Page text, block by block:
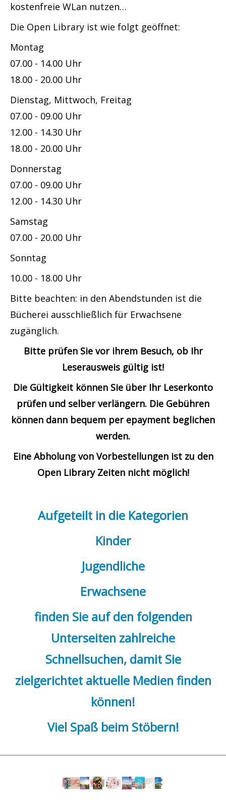
kostenfreie WLan nutzen…
Die Open Library ist wie folgt geöffnet:
Montag
07.00 - 14.00 Uhr
18.00 - 20.00 Uhr
Dienstag, Mittwoch, Freitag
07.00 - 09.00 Uhr
12.00 - 14.30 Uhr
18.00 - 20.00 Uhr
Donnerstag
07.00 - 09.00 Uhr
12.00 - 14.30 Uhr
Samstag
07.00 - 20.00 Uhr
Sonntag
10.00 - 18.00 Uhr
Bitte beachten: in den Abendstunden ist die
Bücherei ausschließlich für Erwachsene
zugänglich.
Bitte prüfen Sie vor ihrem Besuch, ob Ihr
Leserausweis gültig ist!
Die Gültigkeit können Sie über Ihr Leserkonto
prüfen und selber verlängern. Die Gebühren
können dann bequem per epayment beglichen
werden.
Eine Abholung von Vorbestellungen ist zu den
Open Library Zeiten nicht möglich!
Aufgeteilt in die Kategorien
Kinder
Jugendliche
Erwachsene
finden Sie auf den folgenden
Unterseiten zahlreiche
Schnellsuchen, damit Sie
zielgerichtet aktuelle Medien finden
können!
Viel Spaß beim Stöbern!